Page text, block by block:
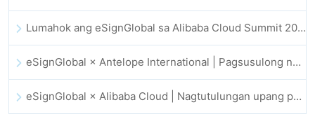
Lumahok ang eSignGlobal sa Alibaba Cloud Summit 2025 Hong Kong, na nagsusulong ng AI-driven na cloud innovation at digital trust
eSignGlobal × Antelope International | Pagsusulong ng ligtas at AI-driven na digital workflows
eSignGlobal × Alibaba Cloud | Nagtutulungan upang palakasin ang pandaigdigang digital trust para sa fintech